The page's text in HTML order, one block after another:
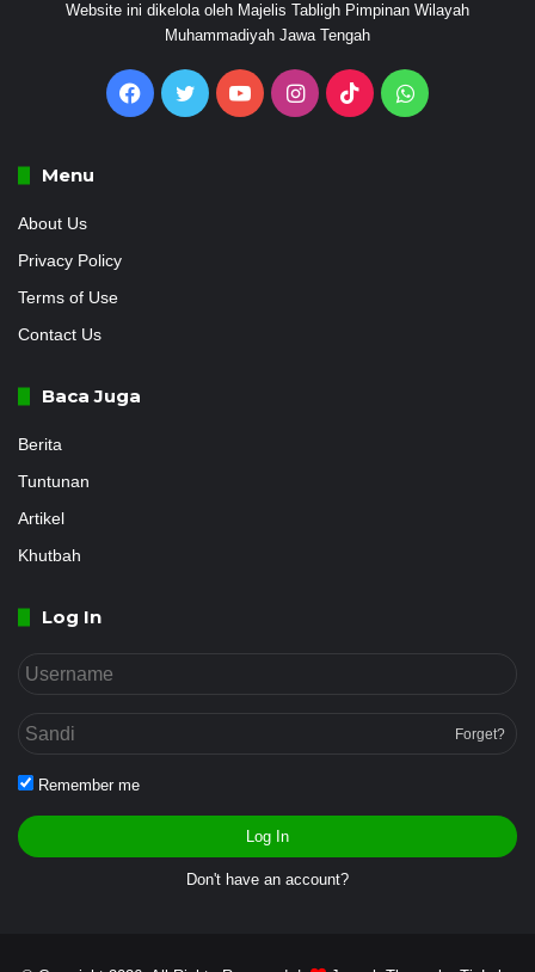
Website ini dikelola oleh Majelis Tabligh Pimpinan Wilayah
Muhammadiyah Jawa Tengah
Facebook
Twitter YouTubeInstagram
TikTokWhatsApp
Menu
About Us
Privacy Policy
Terms of Use
Contact Us
Baca Juga
Berita
Tuntunan
Artikel
Khutbah
Log In
Forget?
Remember me
Log In
Don't have an account?